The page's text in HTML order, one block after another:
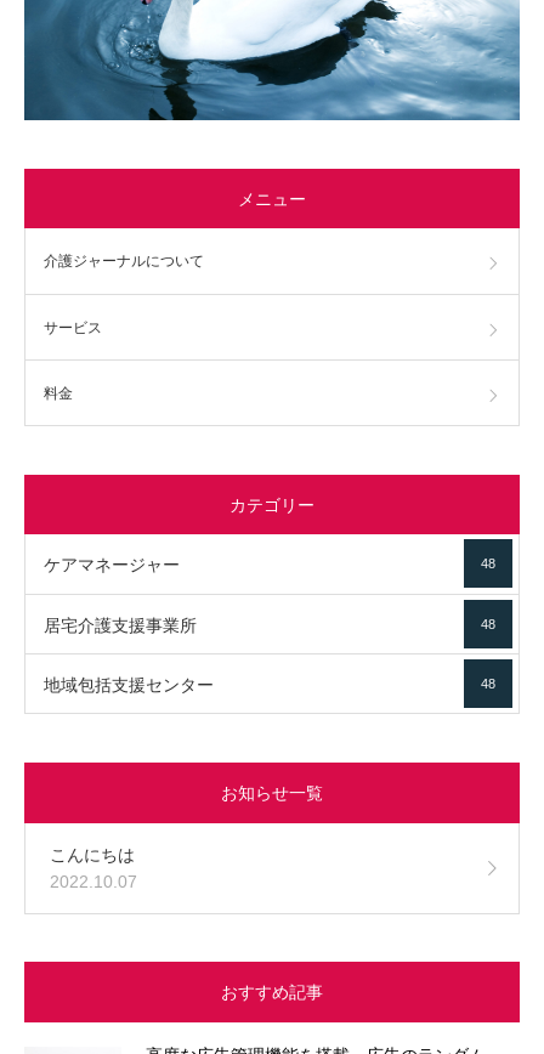
メニュー
介護ジャーナルについて
サービス
料金
カテゴリー
ケアマネージャー 48
居宅介護支援事業所 48
地域包括支援センター 48
お知らせ一覧
こんにちは
2022.10.07
おすすめ記事